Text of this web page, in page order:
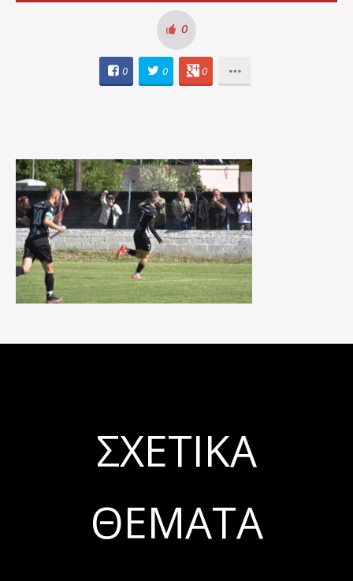
0
0 0 0
ΣΧΕΤΙΚΆ
ΘΈΜΑΤΑ